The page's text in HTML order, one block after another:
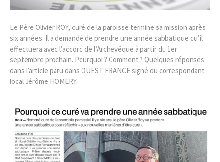
Le Père Olivier ROY, curé de la paroisse termine sa mission après
six années. Il a demandé de prendre une année sabbatique qu’il
effectuera avec l’accord de l’Archevêque à partir du 1er
septembre prochain. Pourquoi ? Comment ? Quelques réponses
dans l’article paru dans OUEST FRANCE signé du correspondant
local Jérôme HOMERY.